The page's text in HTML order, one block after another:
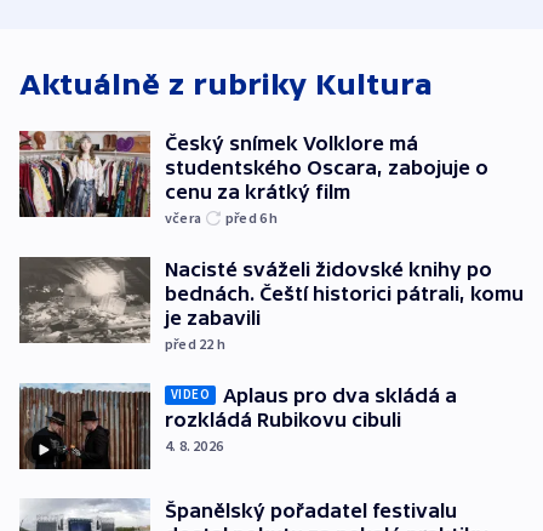
Aktuálně z rubriky Kultura
Český snímek Volklore má
studentského Oscara, zabojuje o
cenu za krátký film
včera před 6h
Nacisté sváželi židovské knihy po
bednách. Čeští historici pátrali, komu
je zabavili
před 22 h
VIDEO
Aplaus pro dva skládá a
rozkládá Rubikovu cibuli
4. 8. 2026
Španělský pořadatel festivalu